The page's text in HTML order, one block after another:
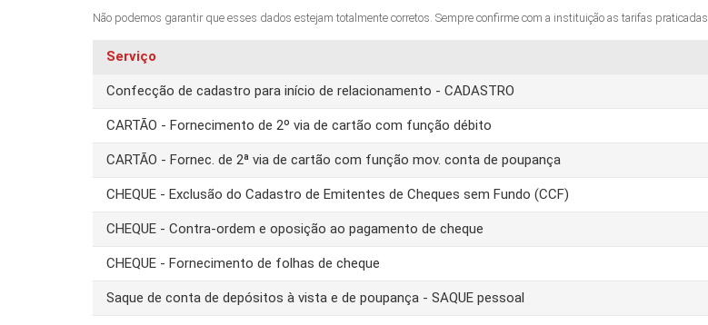
Não podemos garantir que esses dados estejam totalmente corretos. Sempre confirme com a instituição as tarifas praticadas.
Serviço
Confecção de cadastro para início de relacionamento - CADASTRO
CARTÃO - Fornecimento de 2º via de cartão com função débito
CARTÃO - Fornec. de 2ª via de cartão com função mov. conta de poupança
CHEQUE - Exclusão do Cadastro de Emitentes de Cheques sem Fundo (CCF)
CHEQUE - Contra-ordem e oposição ao pagamento de cheque
CHEQUE - Fornecimento de folhas de cheque
Saque de conta de depósitos à vista e de poupança - SAQUE pessoal